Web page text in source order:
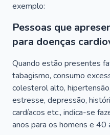
exemplo:
Pessoas que
para doenças
Quando estão presentes
tabagismo, consumo
colesterol alto,
estresse, depressão,
cardíacos etc., indica-se
anos para os homens e 40